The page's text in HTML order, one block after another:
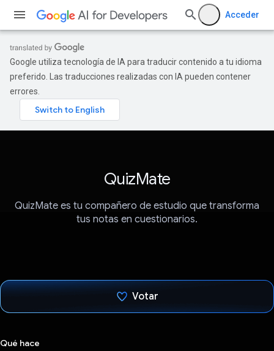
Acceder
Google utiliza tecnología de IA para traducir contenido a tu idioma
preferido. Las traducciones realizadas con IA pueden contener
errores.
QuizMate
QuizMate es tu compañero de estudio que transforma
tus notas en cuestionarios.
Votar
Qué hace